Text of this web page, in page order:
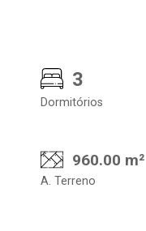
3
Dormitórios
960.00 m²
A. Terreno